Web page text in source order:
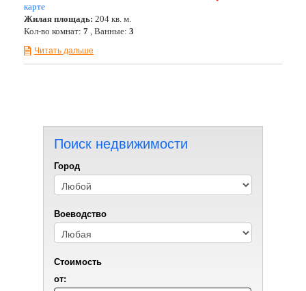
карте
Жилая площадь: 204 кв. м.
Кол-во комнат: 7 , Ванные: 3
Читать дальше
Поиск недвижимости
Город
Воеводствo
Стоимость
от: